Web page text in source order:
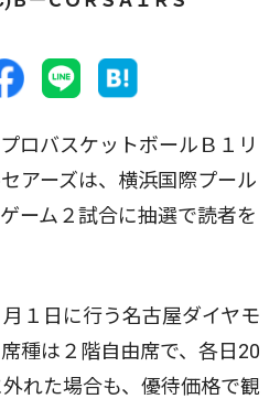
ロバスケットボールＢ１リ
アーズは、横浜国際プール
ーム２試合に抽選で読者を
１日に行う名古屋ダイヤモ
種は２階自由席で、各日20
れた場合も、優待価格で観